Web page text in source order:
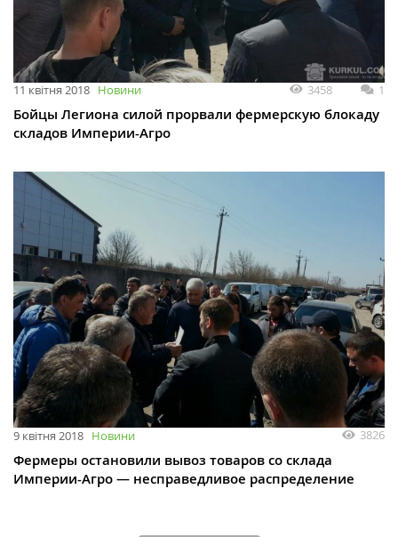
11 квітня 2018 Новини 3458 1
Бойцы Легиона силой прорвали фермерскую блокаду
складов Империи-Агро
9 квітня 2018 Новини 3826
Фермеры остановили вывоз товаров со склада
Империи-Агро — несправедливое распределение